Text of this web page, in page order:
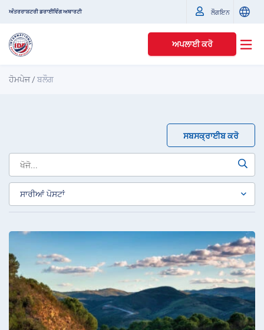
ਅੰਤਰਰਾਸ਼ਟਰੀ ਡਰਾਈਵਿੰਗ ਅਥਾਰਟੀ ਲੌਗਇਨ
ਅਪਲਾਈ ਕਰੋ
ਹੋਮਪੇਜ/ਬਲੌਗ
ਸਬਸਕ੍ਰਾਈਬ ਕਰੋ